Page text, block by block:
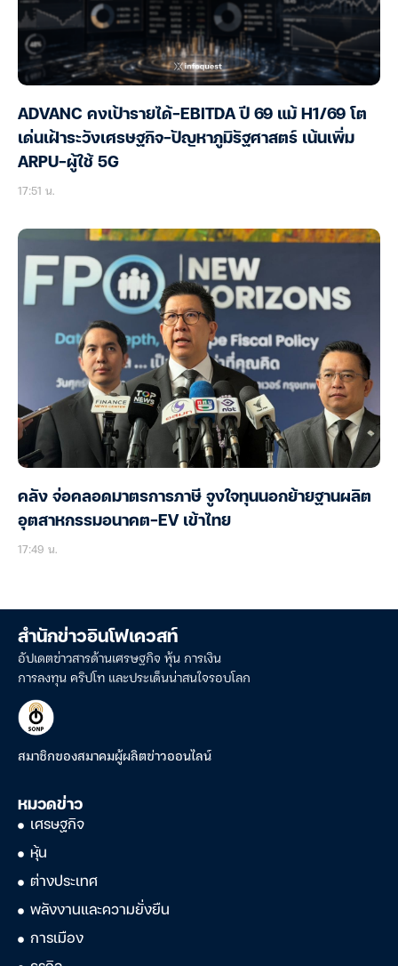
ADVANC คงเป้ารายได้-EBITDA ปี 69 แม้ H1/69 โต
เด่นเฝ้าระวังเศรษฐกิจ-ปัญหาภูมิรัฐศาสตร์ เน้นเพิ่ม
ARPU-ผู้ใช้ 5G
17:51 น.
คลัง จ่อคลอดมาตรการภาษี จูงใจทุนนอกย้ายฐานผลิต
อุตสาหกรรมอนาคต-EV เข้าไทย
17:49 น.
สำนักข่าวอินโฟเควสท์
อัปเดตข่าวสารด้านเศรษฐกิจ หุ้น การเงิน
การลงทุน คริปโท และประเด็นน่าสนใจรอบโลก
สมาชิกของสมาคมผู้ผลิตข่าวออนไลน์
หมวดข่าว
เศรษฐกิจ
หุ้น
ต่างประเทศ
พลังงานและความยั่งยืน
การเมือง